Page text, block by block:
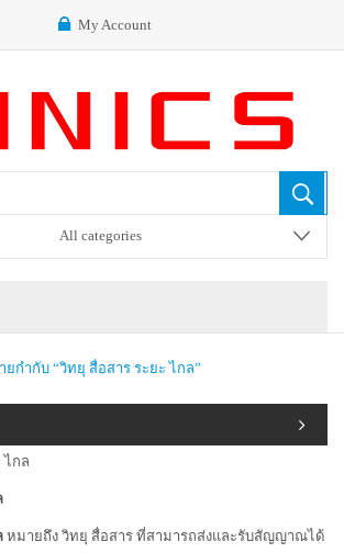
My Account
All categories
กำกับ “วิทยุ สื่อสาร ระยะ ไกล”
ไกล
หมายถึง วิทยุ สื่อสาร ที่สามารถส่งและรับสัญญาณได้